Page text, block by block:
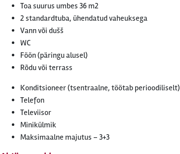
Toa suurus umbes 36 m2
2 standardtuba, ühendatud vaheuksega
Vann või dušš
WC
Föön (päringu alusel)
Rõdu või terrass
Konditsioneer (tsentraalne, töötab perioodiliselt)
Telefon
Televiisor
Minikülmik
Maksimaalne majutus – 3+3